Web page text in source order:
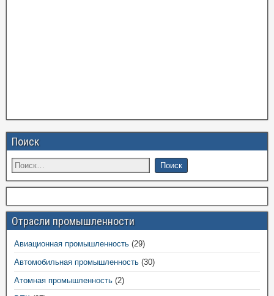
Поиск
Отрасли промышленности
Авиационная промышленность (29)
Автомобильная промышленность (30)
Атомная промышленность (2)